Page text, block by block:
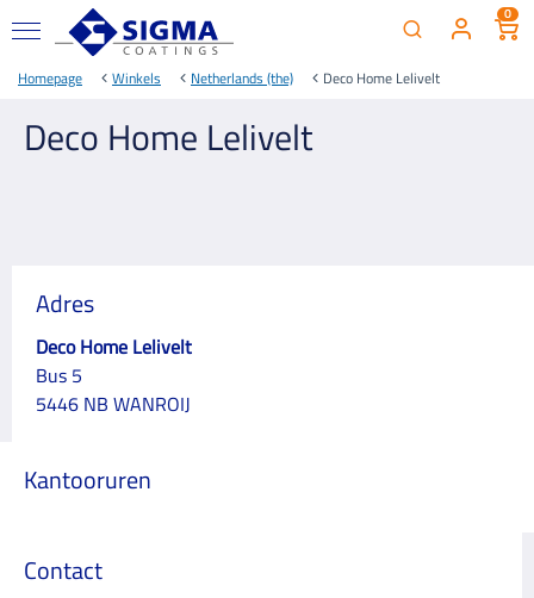
0
Homepage Winkels Netherlands (the) Deco Home Lelivelt
Deco Home Lelivelt
Adres
Deco Home Lelivelt
Bus 5
5446 NB WANROIJ
Kantooruren
Contact